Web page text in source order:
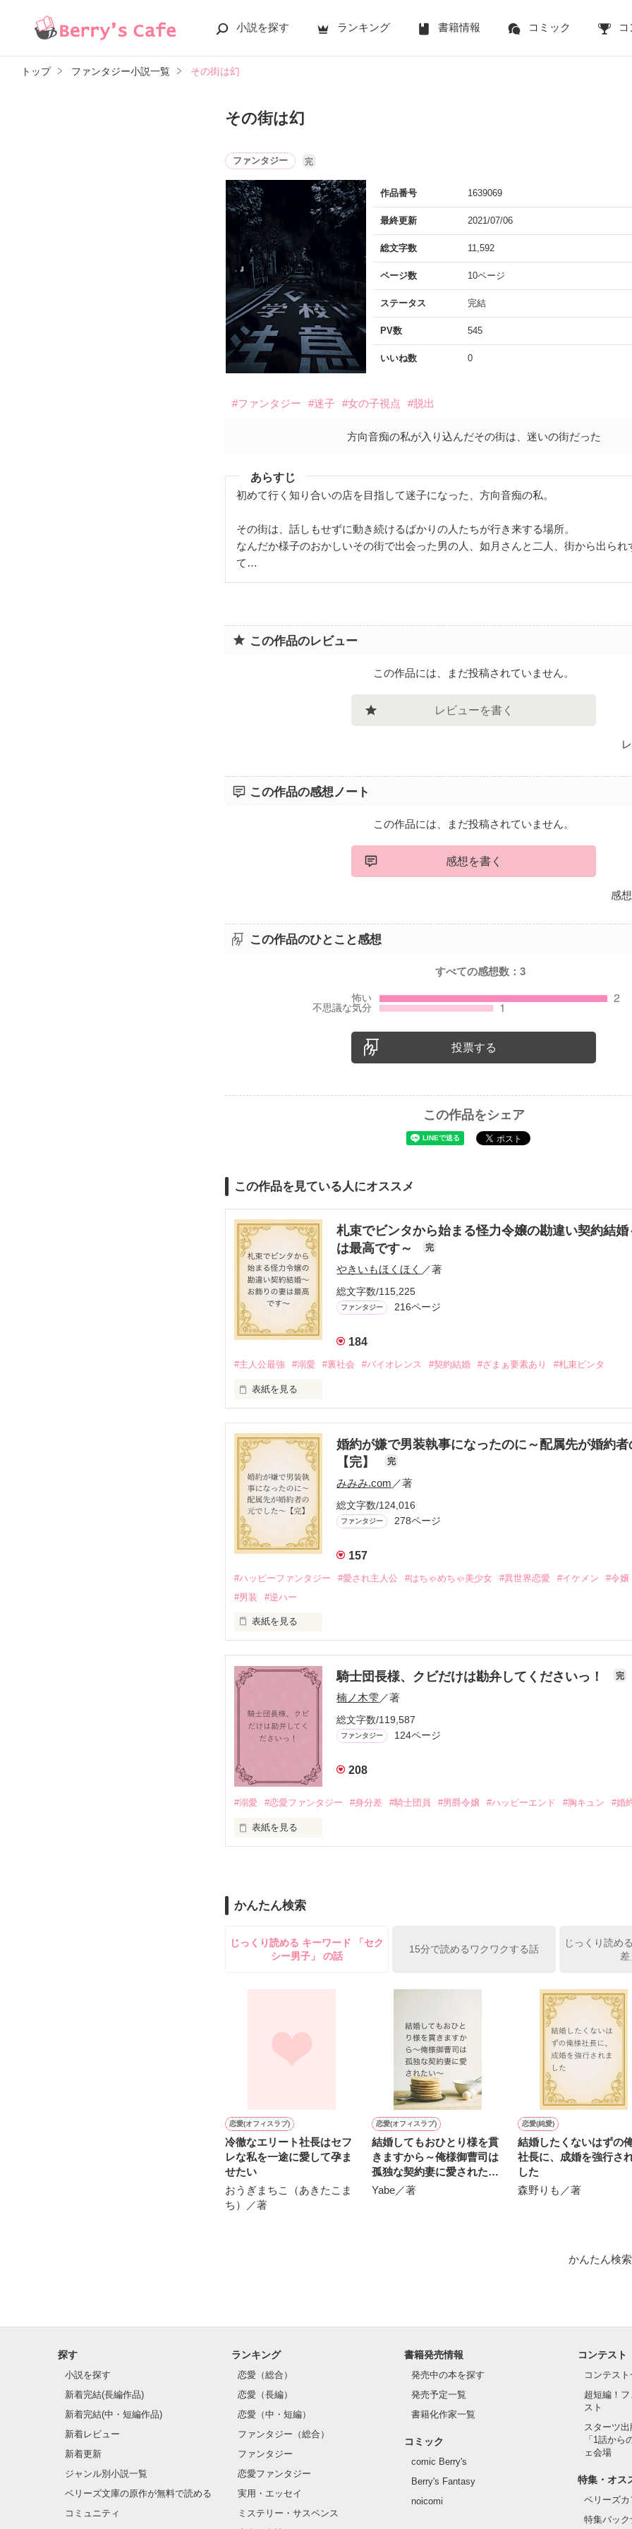
小説を探す ランキング 書籍情報 コミック
トップ ファンタジー小説一覧 その街は幻
その街は幻
ファンタジー 完
作品番号 1639069
最終更新 2021/07/06
総文字数 11,592
ページ数 10ページ
ステータス 完結
PV数 545
いいね数 0
#ファンタジー #迷子 #女の子視点 #脱出
方向音痴の私が入り込んだその街は、迷いの街だった
あらすじ
初めて行く知り合いの店を目指して迷子になった、方向音痴の私。
その街は、話しもせずに動き続けるばかりの人たちが行き来する場所。
なんだか様子のおかしいその街で出会った男の人、如月さんと二人、街から出られ
て…
この作品のレビュー
この作品には、まだ投稿されていません。
レビューを書く
この作品の感想ノート
この作品には、まだ投稿されていません。
感想を書く
感
この作品のひとこと感想
すべての感想数：3
投票する
この作品をシェア
この作品を見ている人にオススメ
札束でビンタから始まる怪力令嬢の勘違い契約結
は最高です～
完
やきいもほくほく ／著
総文字数/115,225
ファンタジー 216ページ
184
#主人公最強 #溺愛 #裏社会 #バイオレンス #契約結婚 #ざまぁ要素あり #札束ビンタ
表紙を見る
うと屋敷を飛び出した。
娼館（たぶん）の店主は札束でビンタしてくる謎の男。
金と引き換えに雇われたと思いきや……契約結婚だった！？
裏社会を牛耳るロベールは仮面をつけており、謎が多いが幸せな結婚生活を満喫中。
そこでロベールを慕うアリスに一方的に敵視され、嫌がらせを受けるもオリヴィアに
勘違いから始まる初夜騒動に危険ばかりの血まみれ新婚生活。
次第にロベールはオリヴィアを気にかけるように……？
「この金が欲しければ、俺の言うことに従え」
「──はい、喜んで！」
愛を知らない公爵と天然怪力令嬢の溺愛バイオレンスラブコメディです。
＊この世界のお金はお札にさせてください。
＊なろう、カクヨム、アルファポリス掲載中
婚約が嫌で男装執事になったのに～配属先が婚約
【完】
完
みみみ.com ／著
総文字数/124,016
ファンタジー 278ページ
157
#ハッピーファンタジー #愛され主人公 #はちゃめちゃ美少女 #異世界恋愛 #イケメン
#令嬢
#男装
#逆ハー
表紙を見る
「いやっほぉぉおお〜い！！！！」
バンジーした侯爵令嬢の先にいたのは
甘いマスクの公爵様の頭上でした
「ど、どいてぇぇぇえ！！！！！」
「…は？」
そんな最悪の出会いを果たした二人
お人形のように可愛いらしい見た目とは裏腹に
残念なほどに自由でお気楽なお転婆令嬢
サラサラとした綺麗な黒髪に綺麗な青色の瞳
あまりにも整った顔は女性たちを引き寄せる
社交界で圧倒的人気を誇っていた
表では甘いマスクを被る彼の裏は……
空から降ってきたリリィに恋したギルは
国王命令での婚約を申し込む
とある事情で絶対婚約したくないリリィは
そうだ！男装執事として生きていこう！
【修行してきます。私は元気です。】
謎のリリィらしい手紙を残して逃亡
ドキドキしながら男装執事として働くリリィ
リリィの自由気ままさにみんなが狂わされていく…
そしてリリィは人と関わる楽しさに目覚める
こーんなに楽しい今世は最高ねっ！！
※完結しました。
騎士団長様、クビだけは勘弁してくださいっ！ 完
楠ノ木雫／著
総文字数/119,587
ファンタジー 124ページ
208
#溺愛 #恋愛ファンタジー #身分差 #騎士団員 #男爵令嬢 #ハッピーエンド #胸キュン #婚
表紙を見る
「あの、本当に、何でもしますのでクビだけは……」
「そうだな……黙ってはおいてやろう。だが、何でもするという言葉は言わないほう
甘い言葉をささやく近衛騎士団長に翻弄されるテレシアの恋物語が始まる——
┈┈┈┈┈┈┈ ❁ ❁ ❁ ┈┈┈┈┈┈┈┈
悪魔の近衛騎士団長
リアム・ロドリエス
×
騎士団員の男爵令嬢
テレシア・マーフィス
かんたん検索
じっくり読める キーワード 「セク
シー男子」 の話
15分で読めるワクワクする話
じっくり読め
恋愛(オフィスラブ)
冷徹なエリート社長はセフ
レな私を一途に愛して孕ま
せたい
おうぎまちこ（あきたこま
ち）／著
恋愛(オフィスラブ)
結婚してもおひとり様を貫
きますから～俺様御曹司は
孤独な契約妻に愛されたい
～
Yabe／著
恋愛(純愛)
結婚したくないはずの
社長に、成婚を強行さ
した
森野りも／著
かんたん検
探す
小説を探す
新着完結(長編作品)
新着完結(中・短編作品)
新着レビュー
新着更新
ジャンル別小説一覧
ベリーズ文庫の原作が無料で読める
コミュニティ
ランキング
恋愛（総合）
恋愛（長編）
恋愛（中・短編）
ファンタジー（総合）
ファンタジー
恋愛ファンタジー
実用・エッセイ
ミステリー・サスペンス
書籍発売情報
発売中の本を探す
発売予定一覧
書籍化作家一覧
コミック
comic Berry's
Berry's Fantasy
noicomi
コンテスト
コンテス
超短編！
スト
スターツ
「1話から
ェ会場
特集・オス
ベリーズ
特集バッ